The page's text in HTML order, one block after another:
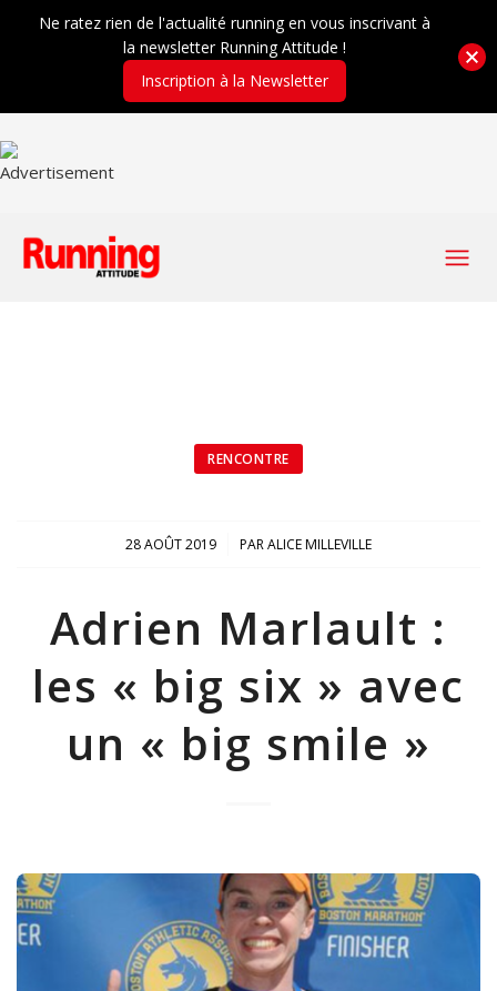
RENCONTRE
28 AOÛT 2019
/ PARALICE MILLEVILLE
Adrien Marlault :
les « big six » avec
un « big smile »
Ne ratez rien de l'actualité running en vous inscrivant à
la newsletter Running Attitude !
Inscription à la Newsletter